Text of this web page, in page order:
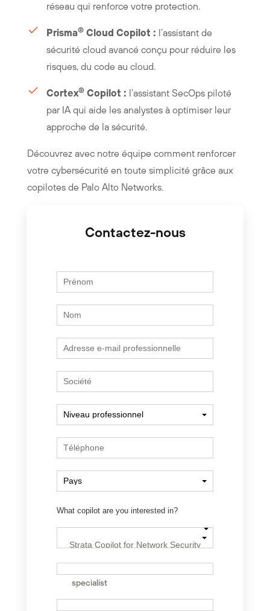
réseau qui renforce votre protection.
Prisma® Cloud Copilot : l’assistant de
sécurité cloud avancé conçu pour réduire les
risques, du code au cloud.
Cortex® Copilot : l’assistant SecOps piloté
par IA qui aide les analystes à optimiser leur
approche de la sécurité.
Découvrez avec notre équipe comment renforcer
votre cybersécurité en toute simplicité grâce aux
copilotes de Palo Alto Networks.
Contactez-nous
What copilot are you interested in?
specialist